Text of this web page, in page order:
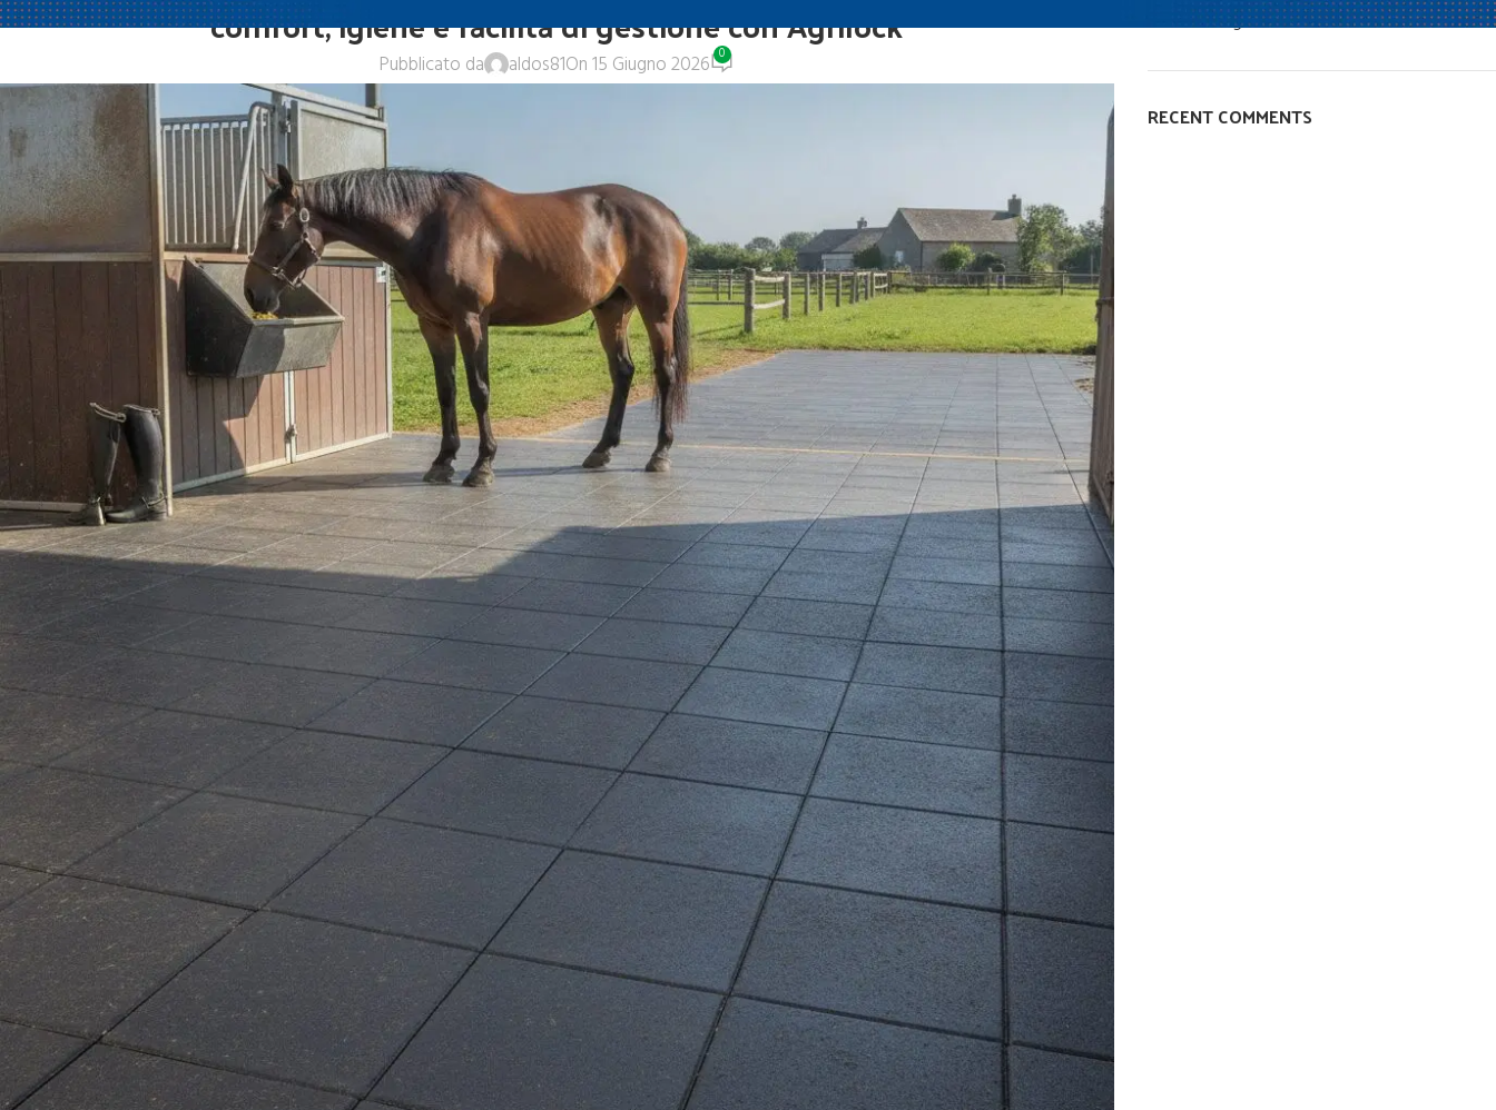
comfort, igiene e facilità di gestione con Agrilock
Pubblicato da aldos81On 15 Giugno 2026 0
Senza categoria
RECENT COMMENTS